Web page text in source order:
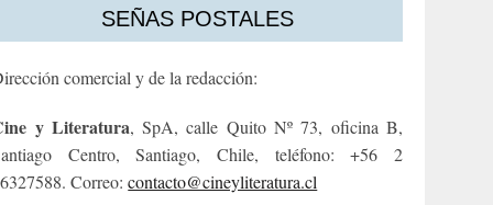
SEÑAS POSTALES
comercial y de la redacción:
y Literatura, SpA, calle Quito Nº 73, oficina B,
Centro, Santiago, Chile, teléfono: +56 2
Correo:contacto@cineyliteratura.cl